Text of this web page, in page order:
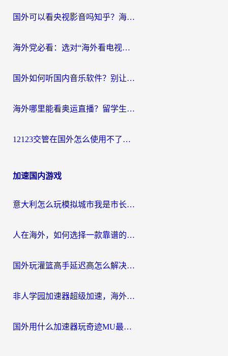
国外可以看央视影音吗知乎？海外党亲测有效的回国加速方案
海外党必看：选对“海外看电视剧软件”，再也不用愁国内剧刷不了
国外如何听国内音乐软件？别让地域限制，断了你的中文歌单
海外哪里能看奥运直播？留学生&海外华人必看的体育赛事观赛终极指南
12123交管在国外怎么使用不了？海外华人必看的无缝访问国内资源指南
加速国内游戏
意大利怎么玩模拟城市我是市长？海外党国服游戏加速终极攻略（附三国3量子特攻解决办法）
人在海外，如何选择一款靠谱的玩剑灵2加速器？
国外玩灌篮高手延迟高怎么解决？海外玩家国服游戏加速终极指南
非人学园加速器超级加速，海外玩家重返国服的通行证
国外用什么加速器玩奇迹MU最好？2026海外玩家国服游戏加速全攻略